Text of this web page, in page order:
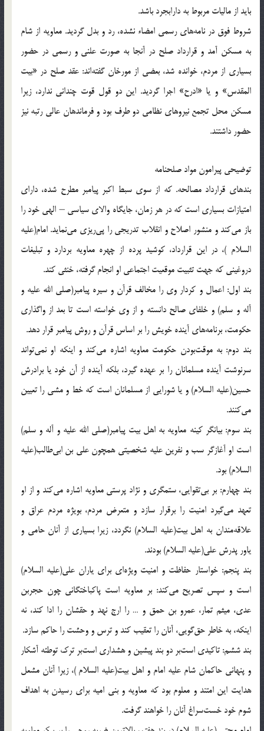
بايد از ماليات مربوط به دارابجرد باشد.
شروط فوق در نامه‌هاى رسمى امضاء نشده، رد و بدل گرديد. معاويه از شام
به مسكن آمد و قرارداد صلح در آنجا به صورت علنى و رسمى در حضور
بسيارى از مردم، خوانده شد، بعضى از مورخان گفته‌اند: عقد صلح در «بيت
المقدس‌» و يا «ادرح‌» اجرا گرديد. اين دو قول قوت چندانى ندارد، زيرا
مسكن محل تجمع نيروهاى نظامى دو طرف بود و فرماندهان عالى رتبه نيز
حضور داشتند.
توضيحى پيرامون مواد صلحنامه
بندهاى قرارداد مصالحه. كه از سوى سبط اكبر پيامبر مطرح شده، داراى
امتيازات بسيارى است كه در هر زمان، جايگاه والاى سياسى – الهى خود را
باز مى‌كند و منشور اصلاح و انقلاب تدريجى را پى‌ريزى مى‌نمايد. امام(علیه
السلام )‌، در اين قرارداد، كوشيد پرده از چهره معاويه بردارد و تبليغات
دروغينى كه جهت تثبيت موقعيت اجتماعى او انجام گرفته، خنثى كند.
بند اول: اعمال و كردار وى را مخالف قرآن و سيره پيامبر(صلی الله علیه و
آله و سلم) و خلفاى صالح دانسته و از وى خواسته است تا بعد از واگذارى
حكومت، برنامه‌هاى آينده خويش را بر اساس قرآن و روش پيامبر قرار دهد.
بند دوم: به موقت‌بودن حكومت معاويه اشاره مى‌كند و اينكه او نمى‌تواند
سرنوشت آينده مسلمانان را بر عهده گيرد، بلكه آينده از آن خود يا برادرش
حسين(علیه السلام) و يا شورايى از مسلمانان است كه خط و مشى را تعيين
مى‌كنند.
بند سوم: بيانگر كينه معاويه به اهل بيت پيامبر(صلی الله علیه و آله و سلم)
است او آغازگر سب و نفرين عليه شخصيتى همچون على بن ابى‌طالب(علیه
السلام) بود.
بند چهارم: بر بى‌تقوايى، ستمگرى و نژاد پرستى معاويه اشاره مى‌كند و از او
تعهد مى‌گيرد امنيت را برقرار سازد و متعرض مردم، بويژه مردم عراق و
علاقه‌مندان به اهل بيت(علیه السلام) نگردد، زيرا بسيارى از آنان حامى و
ياور پدرش على(علیه السلام) بودند.
بند پنجم: خواستار حفاظت و امنيت ويژه‌اى براى ياران على(علیه السلام)
است و سپس تصريح مى‌كند: بر معاويه است پاكباختگانى چون حجربن
عدى، ميثم تمار، عمرو بن حمق و … را ارج نهد و حقشان را ادا كند، نه
اينكه، به خاطر حق‌گويى، آنان را تعقيب كند و ترس و وحشت را حاكم سازد.
بند ششم: تاكيدى است‌بر دو بند پيشين و هشدارى است‌بر ترك توطئه آشكار
و پنهانى حاكمان شام عليه امام و اهل بيت(علیه السلام )‌، زيرا آنان مشعل
هدايت اين امتند و معلوم بود كه معاويه و بنى اميه براى رسيدن به اهداف
شوم خود خست‌سراغ آنان را خواهند گرفت.